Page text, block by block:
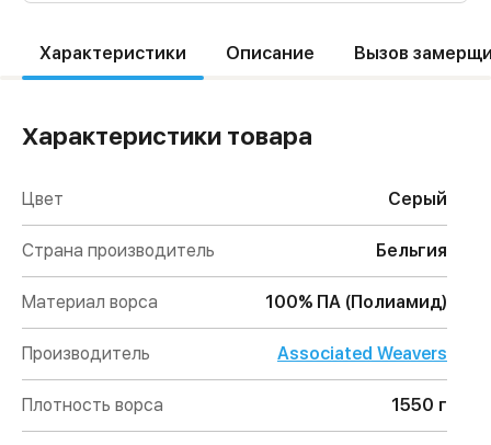
Характеристики Описание Вызов
Характеристики товара
Цвет Серый
Страна производитель Бельгия
Материал ворса 100% ПА (Полиамид)
Производитель Associated Weavers
Плотность ворса 1550 г